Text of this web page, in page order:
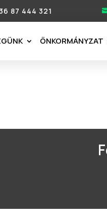
87 444 321
ÖNKORMÁNYZAT